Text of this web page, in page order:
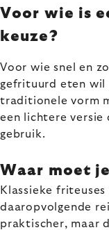
Voor wie is
keuze?
Voor wie snel en
gefrituurd eten wil
traditionele vorm
een lichtere versie
gebruik.
Waar moet
Klassieke
daaropvolgende
praktischer, maar